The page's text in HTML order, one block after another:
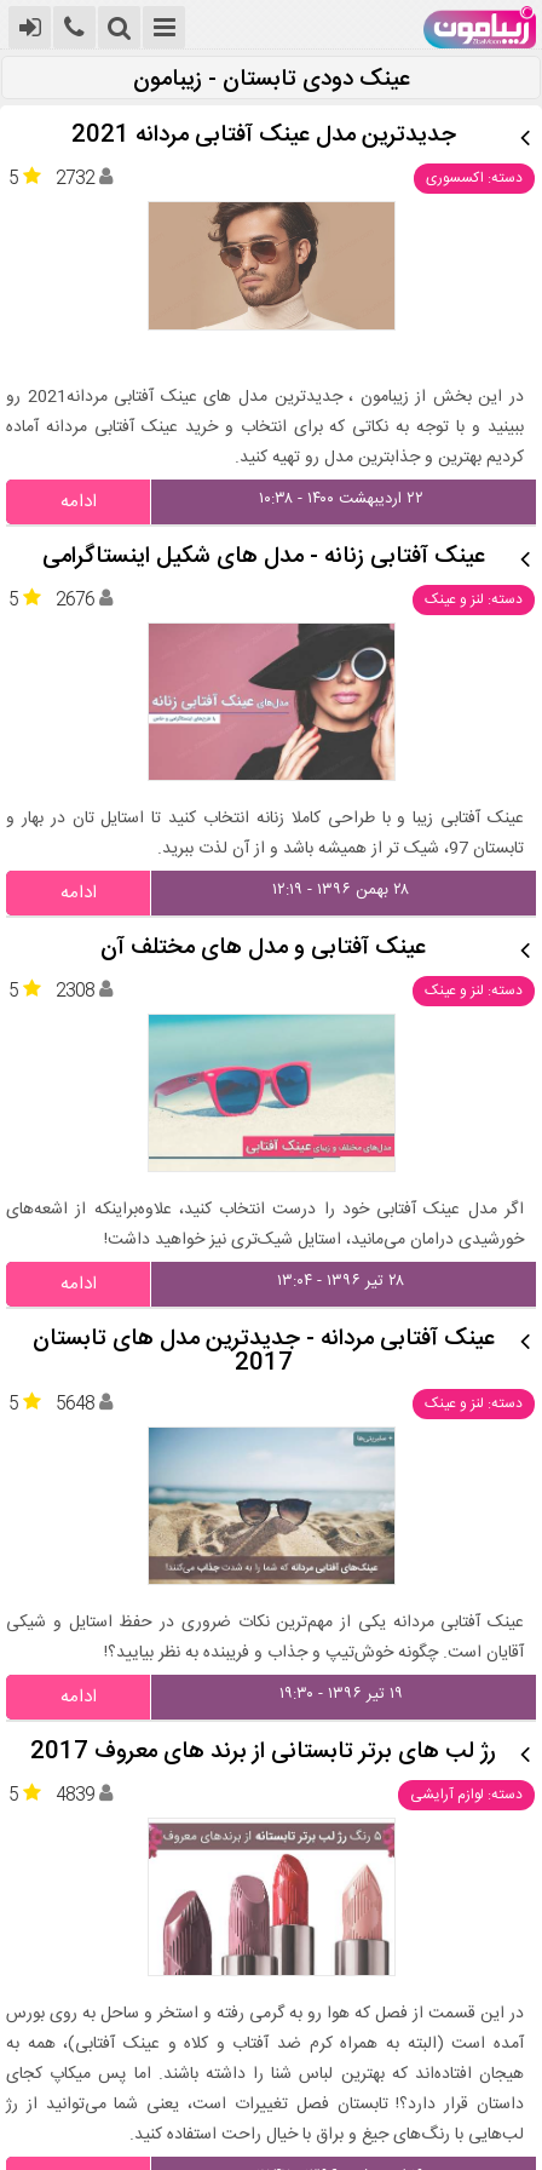
عینک دودی تابستان - زیبامون
جدیدترین مدل عینک آفتابی مردانه 2021
دسته: اکسسوری 5 2732
در این بخش از زیبامون ، جدیدترین مدل های عینک آفتابی مردانه2021 رو
ببینید و با توجه به نکاتی که برای انتخاب و خرید عینک آفتابی مردانه آماده
کردیم بهترین و جذابترین مدل رو تهیه کنید.
۲۲ اردیبهشت ۱۴۰۰ - ۱۰:۳۸ ادامه
عینک آفتابی زنانه - مدل های شکیل اینستاگرامی
دسته: لنز و عینک 5 2676
عینک آفتابی زیبا و با طراحی کاملا زنانه انتخاب کنید تا استایل تان در بهار و
تابستان 97، شیک تر از همیشه باشد و از آن لذت ببرید.
۲۸ بهمن ۱۳۹۶ - ۱۲:۱۹ ادامه
عینک آفتابی و مدل های مختلف آن
دسته: لنز و عینک 5 2308
اگر مدل عینک آفتابی خود را درست انتخاب کنید، علاوه‌براینکه از اشعه‌های
خورشیدی درامان می‌مانید، استایل شیک‌تری نیز خواهید داشت!
۲۸ تیر ۱۳۹۶ - ۱۳:۰۴ ادامه
عینک آفتابی مردانه - جدیدترین مدل های تابستان
2017
دسته: لنز و عینک 5 5648
عینک آفتابی مردانه یکی از مهم‌ترین نکات ضروری در حفظ استایل و شیکی
آقایان است. چگونه خوش‌تیپ و جذاب و فریبنده به نظر بیایید؟!
۱۹ تیر ۱۳۹۶ - ۱۹:۳۰ ادامه
رژ لب های برتر تابستانی از برند های معروف 2017
دسته: لوازم آرایشی 5 4839
در این قسمت از فصل که هوا رو به گرمی رفته و استخر و ساحل به روی بورس
آمده است (البته به همراه کرم ضد آفتاب و کلاه و عینک آفتابی)، همه به
هیجان افتاده‌اند که بهترین لباس شنا را داشته باشند. اما پس میکاپ کجای
داستان قرار دارد؟! تابستان فصل تغییرات است، یعنی شما می‌توانید از رژ
لب‌هایی با رنگ‌های جیغ و براق با خیال راحت استفاده کنید.